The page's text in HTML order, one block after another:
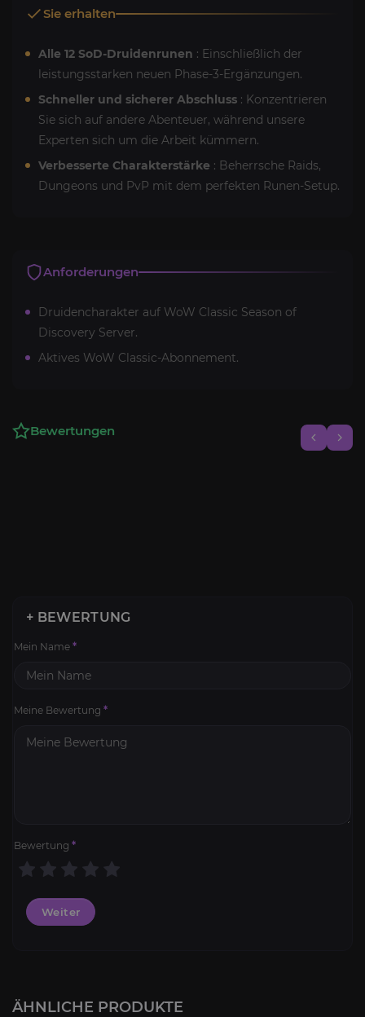
Sie erhalten
Alle 12 SoD-Druidenrunen : Einschließlich der
leistungsstarken neuen Phase-3-Ergänzungen.
Schneller und sicherer Abschluss : Konzentrieren
Sie sich auf andere Abenteuer, während unsere
Experten sich um die Arbeit kümmern.
Verbesserte Charakterstärke : Beherrsche Raids,
Dungeons und PvP mit dem perfekten Runen-Setup.
Anforderungen
Druidencharakter auf WoW Classic Season of
Discovery Server.
Aktives WoW Classic-Abonnement.
Bewertungen
+ BEWERTUNG
Mein Name *
Meine Bewertung *
Bewertung *
Weiter
ÄHNLICHE PRODUKTE